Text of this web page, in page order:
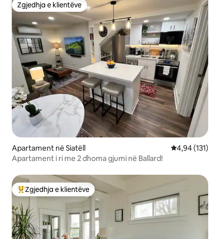
Zgjedhja e klientëve
Zgjedhja e klientëve
Apartament në Siatëll Vlerësimi
4,94 (131)
Apartament i ri me 2 dhoma gjumi në Ballard!
Më të mirat e zgjedhjeve të klientëve
Zgjedhja e klientëve